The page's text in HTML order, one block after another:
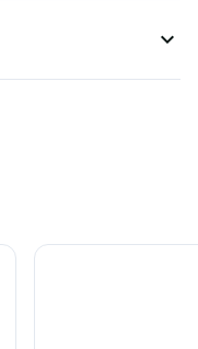
expand_more